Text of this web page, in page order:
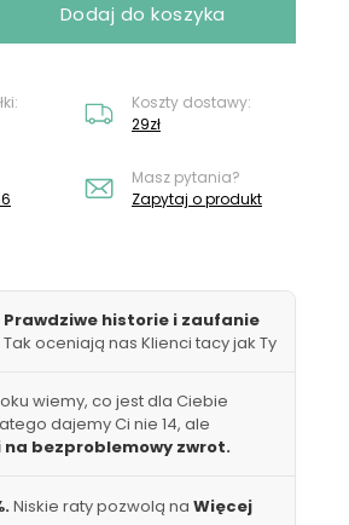
Dodaj do koszyka
Koszty dostawy:
29zł
Masz pytania?
Zapytaj o produkt
Prawdziwe historie i zaufanie
Tak oceniają nas Klienci tacy jak Ty
wiemy, co jest dla Ciebie
dajemy Ci nie 14, ale
na bezproblemowy zwrot.
Niskie raty pozwolą na Więcej